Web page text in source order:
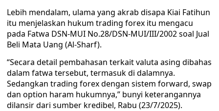
Lebih mendalam, ulama yang akrab disapa Kiai Fatihun
itu menjelaskan hukum trading forex itu mengacu
pada Fatwa DSN-MUI No.28/DSN-MUI/III/2002 soal Jual
Beli Mata Uang (Al-Sharf).
“Secara detail pembahasan terkait valuta asing dibahas
dalam fatwa tersebut, termasuk di dalamnya.
Sedangkan trading forex dengan sistem forward, swap
dan option haram hukumnya,” bunyi keterangannya
dilansir dari sumber kredibel, Rabu (23/7/2025).